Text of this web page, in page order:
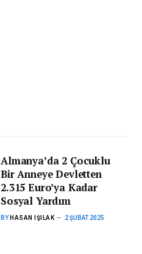
Almanya’da 2 Çocuklu
Bir Anneye Devletten
2.315 Euro’ya Kadar
Sosyal Yardım
BY HASAN IŞILAK 2 ŞUBAT 2025